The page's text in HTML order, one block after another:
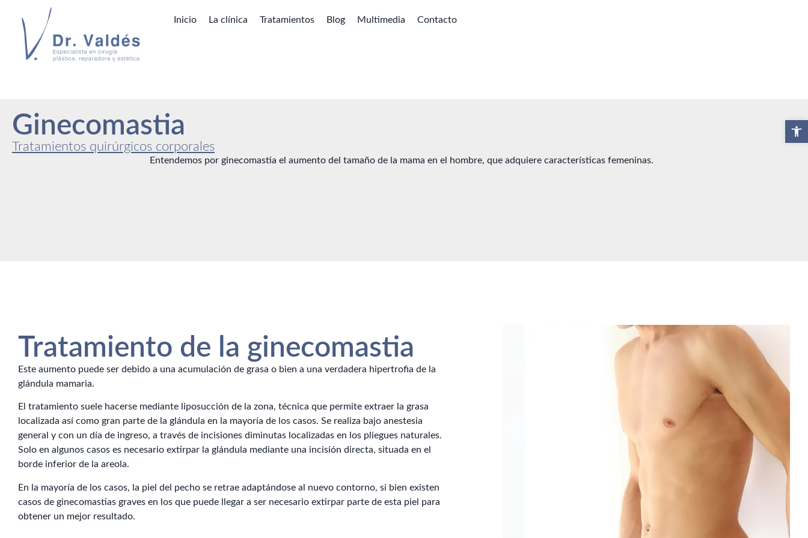
Inicio La clínica Tratamientos Blog Multimedia Contacto
Ginecomastia
Tratamientos quirúrgicos corporales
Entendemos por ginecomastia el aumento del tamaño de la mama en el hombre, que adquiere características femeninas.
Tratamiento de la ginecomastia
Este aumento puede ser debido a una acumulación de grasa o bien a una verdadera hipertrofia de la
glándula mamaria.
El tratamiento suele hacerse mediante liposucción de la zona, técnica que permite extraer la grasa
localizada así como gran parte de la glándula en la mayoría de los casos. Se realiza bajo anestesia
general y con un día de ingreso, a través de incisiones diminutas localizadas en los pliegues naturales.
Solo en algunos casos es necesario extirpar la glándula mediante una incisión directa, situada en el
borde inferior de la areola.
En la mayoría de los casos, la piel del pecho se retrae adaptándose al nuevo contorno, si bien existen
casos de ginecomastias graves en los que puede llegar a ser necesario extirpar parte de esta piel para
obtener un mejor resultado.
Abrir